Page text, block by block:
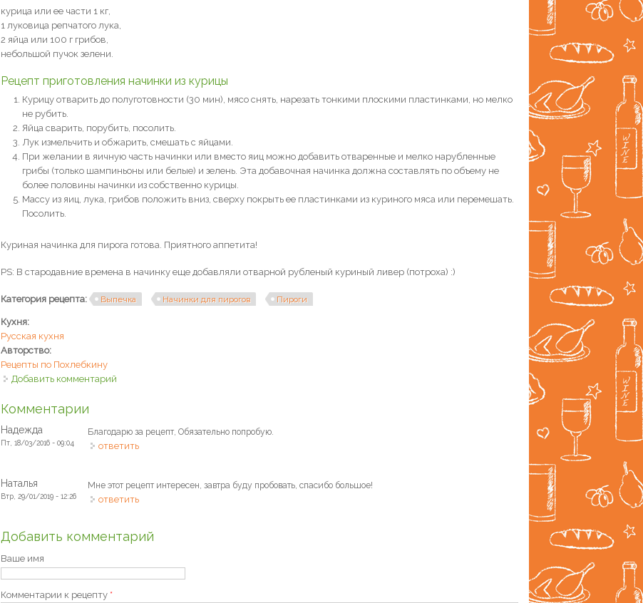
курица или ее части 1 кг,
1 луковица репчатого лука,
2 яйца или 100 г грибов,
небольшой пучок зелени.
Рецепт приготовления начинки из курицы
Курицу отварить до полуготовности (30 мин), мясо снять, нарезать тонкими плоскими пластинками, но мелко
не рубить.
Яйца сварить, порубить, посолить.
Лук измельчить и обжарить, смешать с яйцами.
При желании в яичную часть начинки или вместо яиц можно добавить отваренные и мелко нарубленные
грибы (только шампиньоны или белые) и зелень. Эта добавочная начинка должна составлять по объему не
более половины начинки из собственно курицы.
Массу из яиц, лука, грибов положить вниз, сверху покрыть ее пластинками из куриного мяса или перемешать.
Посолить.
Куриная начинка для пирога готова. Приятного аппетита!
PS: В стародавние времена в начинку еще добавляли отварной рубленый куриный ливер (потроха) :)
Категория рецепта: Выпечка Начинки для пирогов Пироги
Кухня:
Русская кухня
Авторство:
Рецепты по Похлебкину
Добавить комментарий
Комментарии
Надежда
Пт, 18/03/2016 - 09:04
Благодарю за рецепт, Обязательно попробую.
ответить
Наталья
Втр, 29/01/2019 - 12:26
Мне этот рецепт интересен, завтра буду пробовать, спасибо большое!
ответить
Добавить комментарий
Ваше имя
Комментарии к рецепту *